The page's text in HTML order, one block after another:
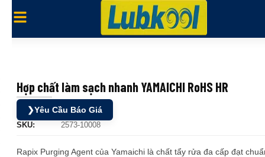
Hợp chất làm sạch nhanh YAMAICHI RoHS HR
❯Yêu Cầu Báo Giá
SKU: 2573-10008
Rapix Purging Agent của Yamaichi là chất tẩy rửa đa cấp đạt